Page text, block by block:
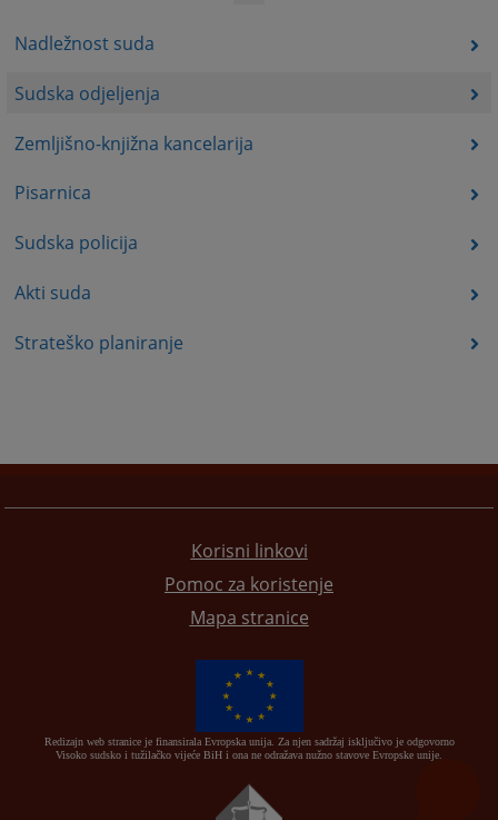
Nadležnost suda
Sudska odjeljenja
Zemljišno-knjižna kancelarija
Pisarnica
Sudska policija
Akti suda
Strateško planiranje
Korisni linkovi
Pomoc za koristenje
Mapa stranice
Redizajn web stranice je finansirala Evropska unija. Za njen sadržaj isključivo je odgovorno
Visoko sudsko i tužilačko vijeće BiH i ona ne odražava nužno stavove Evropske unije.